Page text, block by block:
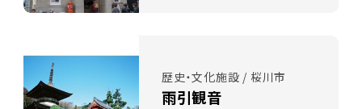
歴史・文化施設 / 桜川市
雨引観音